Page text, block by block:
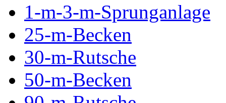
1-m-3-m-Sprunganlage
25-m-Becken
30-m-Rutsche
50-m-Becken